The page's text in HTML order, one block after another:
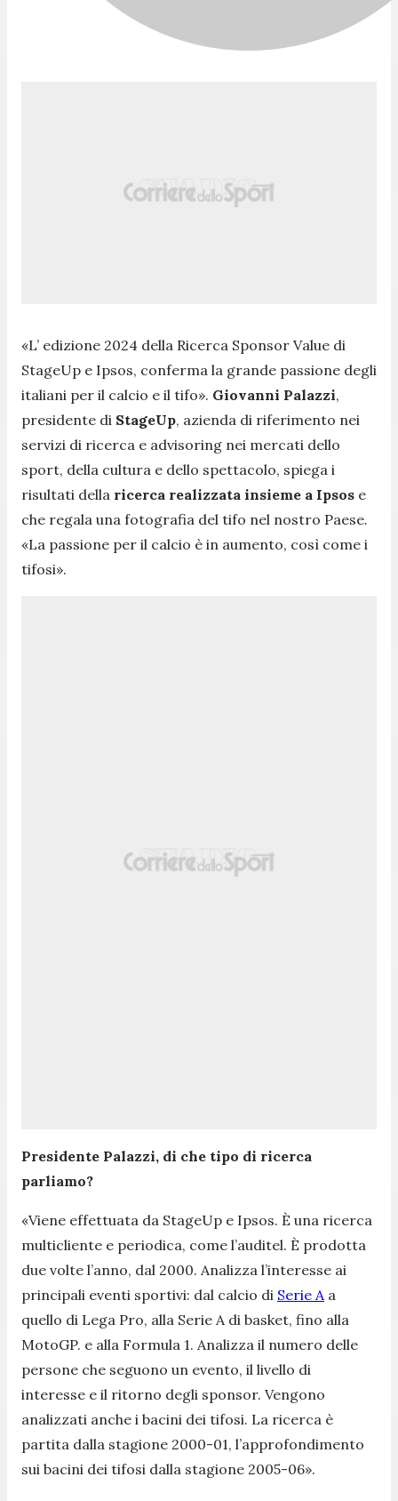
«L’ edizione 2024 della Ricerca Sponsor Value di
StageUp e Ipsos, conferma la grande passione degli
italiani per il calcio e il tifo». Giovanni Palazzi,
presidente di StageUp, azienda di riferimento nei
servizi di ricerca e advisoring nei mercati dello
sport, della cultura e dello spettacolo, spiega i
risultati della ricerca realizzata insieme a Ipsos e
che regala una fotografia del tifo nel nostro Paese.
«La passione per il calcio è in aumento, così come i
tifosi».
Presidente Palazzi, di che tipo di ricerca
parliamo?
«Viene effettuata da StageUp e Ipsos. È una ricerca
multicliente e periodica, come l’auditel. È prodotta
due volte l’anno, dal 2000. Analizza l’interesse ai
principali eventi sportivi: dal calcio di Serie A a
quello di Lega Pro, alla Serie A di basket, fino alla
MotoGP. e alla Formula 1. Analizza il numero delle
persone che seguono un evento, il livello di
interesse e il ritorno degli sponsor. Vengono
analizzati anche i bacini dei tifosi. La ricerca è
partita dalla stagione 2000-01, l’approfondimento
sui bacini dei tifosi dalla stagione 2005-06».